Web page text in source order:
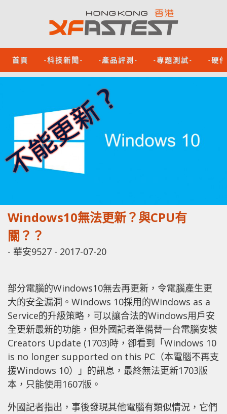
首頁 -科技新聞- -產品評測- -專題測試- -硬
Windows10無法更新？與CPU有
關？？
- 華安9527 - 2017-07-20
部分電腦的Windows10無去再更新，令電腦產生更
大的安全漏洞。Windows 10採用的Windows as a
Service的升級策略，可以讓合法的Windows用戶安
全更新最新的功能，但外國記者準備替一台電腦安裝
Creators Update (1703)時，卻看到「Windows 10
is no longer supported on this PC（本電腦不再支
援Windows 10）」的訊息，最終無法更新1703版
本，只能使用1607版。
外國記者指出，事後發現其他電腦有類似情況，它們